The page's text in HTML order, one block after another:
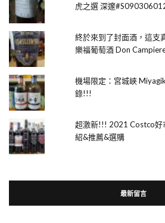
虎之選 深邃
終於來到了封面酒，這支
樂福葡萄酒 Don
機場限定：宮城峽
錄!!!
超激新!!! 2021 Costco好
紹&推薦&選購
最新留言